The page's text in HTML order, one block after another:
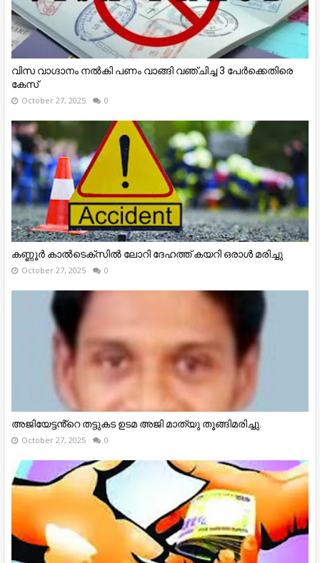
വിസ വാഗ്ദാനം നൽകി പണം വാങ്ങി വഞ്ചിച്ച 3 പേർക്കെതിരെ
കേസ്
October 27, 2025 0
കണ്ണൂര്‍ കാല്‍ടെക്‌സില്‍ ലോറി ദേഹത്ത് കയറി ഒരാള്‍ മരിച്ചു
October 27, 2025 0
അജിയേട്ടൻ്റെ തട്ടുകട ഉടമ അജി മാത്യു തൂങ്ങിമരിച്ചു.
October 27, 2025 0